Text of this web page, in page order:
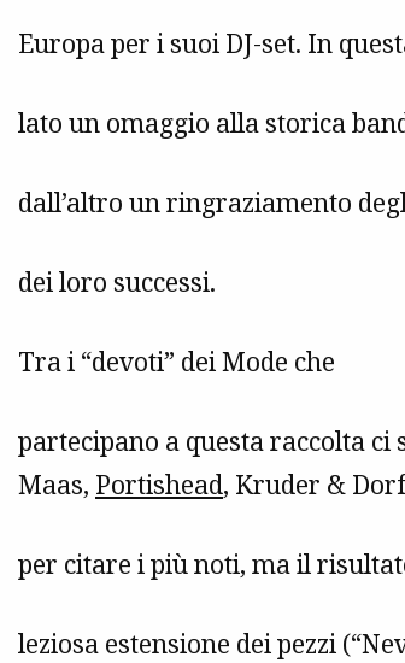
Europa per i suoi DJ-set. In
lato un omaggio alla storica
dall’altro un ringraziamento
dei loro successi.
Tra i “devoti” dei Mode che
partecipano a questa raccolta
Maas, Portishead, Kruder &
per citare i più noti, ma il
leziosa estensione dei pezzi